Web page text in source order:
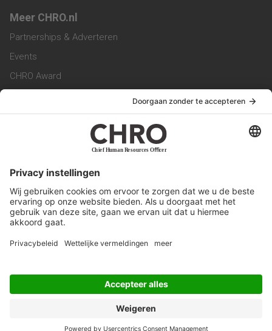
Meer CHRO.nl
Partnerships & Adverteren
Events
CHRO Award
CHRO Magazine
Service & Contact
Werken bij ons
Privacy Statement
Algemene Voorwaarden